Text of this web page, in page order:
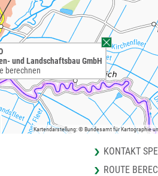
Kartendarstellung: © Bundesamt für Kartographie
und Landschaftsbau GmbH
berechnen
KONTAKT
ROUTE